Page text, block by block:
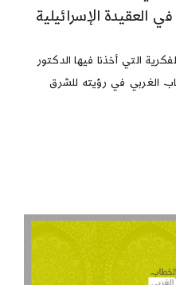
في العقيدة الإسرائيلية
التي أخذنا فيها الدكتور
الغربي في رؤيته للشرق